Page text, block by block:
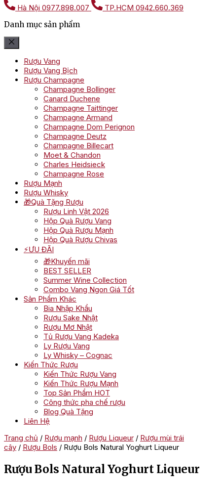
Hà Nội 0977.898.007 TP.HCM 0942.660.369
Danh mục sản phẩm
Rượu Vang
Rượu Vang Bịch
Rượu Champagne
Champagne Bollinger
Canard Duchene
Champagne Taittinger
Champagne Armand
Champagne Dom Perignon
Champagne Deutz
Champagne Billecart
Moet & Chandon
Charles Heidsieck
Champagne Rose
Rượu Mạnh
Rượu Whisky
🎁Quà Tặng Rượu
Rượu Linh Vật 2026
Hộp Quà Rượu Vang
Hộp Quà Rượu Mạnh
Hộp Quà Rượu Chivas
⚡ƯU ĐÃI
🎁Khuyến mãi
BEST SELLER
Summer Wine Collection
Combo Vang Ngon Giá Tốt
Sản Phẩm Khác
Bia Nhập Khẩu
Rượu Sake Nhật
Rượu Mơ Nhật
Tủ Rượu Vang Kadeka
Ly Rượu Vang
Ly Whisky – Cognac
Kiến Thức Rượu
Kiến Thức Rượu Vang
Kiến Thức Rượu Mạnh
Top Sản Phẩm HOT
Công thức pha chế rượu
Blog Quà Tặng
Liên Hệ
Trang chủ / Rượu mạnh / Rượu Liqueur / Rượu mùi trái
cây / Rượu Bols / Rượu Bols Natural Yoghurt Liqueur
Rượu Bols Natural Yoghurt Liqueur